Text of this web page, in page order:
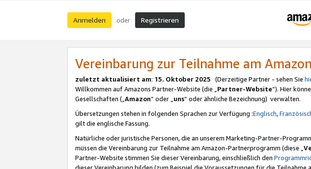
Anmelden oder Registrieren
Vereinbarung zur Teilnahme am
zuletzt aktualisiert am: 15. Oktober 2025 (Derzeitige Partner - sehen Sie
Willkommen auf Amazons Partner-Website (die „Partner-Website“). Hier
Gesellschaften („Amazon“ oder „uns“ oder ähnliche Bezeichnung) verwalten.
Übersetzungen stehen in folgenden Sprachen zur Verfügung :Englisch,
gilt die englische Fassung.
Natürliche oder juristische Personen, die an unserem Marketing-Partner-
müssen die Vereinbarung zur Teilnahme am Amazon-Partnerprogramm (diese „
Partner-Website stimmen Sie dieser Vereinbarung, einschließlich den